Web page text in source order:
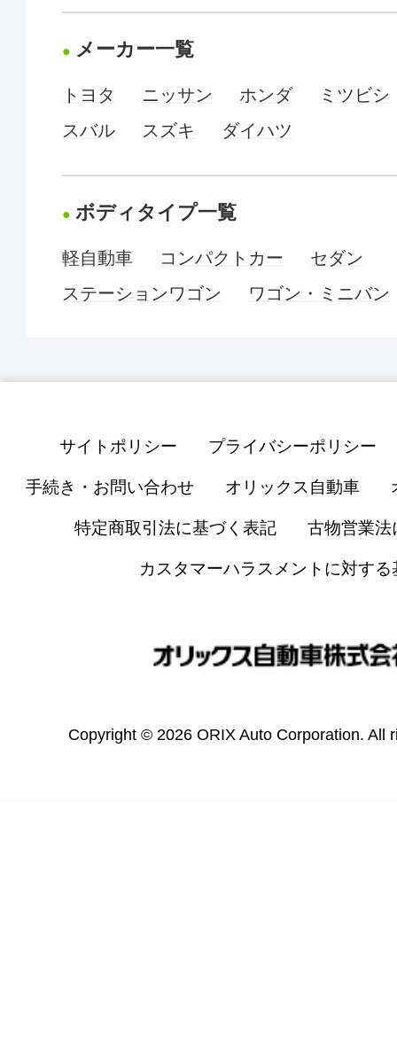
メーカー一覧
トヨタ ニッサン ホンダ
ミツビシ
スバル
スズキ ダイハツ
ボディタイプ一覧
軽自動車 コンパクトカー
セダン
ステーションワゴン
ワゴン・ミニバン
サイトポリシー プライバシーポリシー
手続き・お問い合わせ オリックス自動車
特定商取引法に基づく表記 古物営業法
カスタマーハラスメントに対する
Copyright © 2026 ORIX Auto Corporation. All